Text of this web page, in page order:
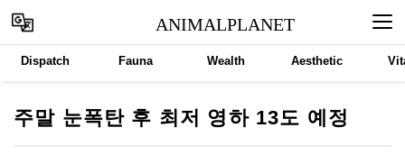
ANIMALPLANET
Dispatch Fauna Wealth Aesthetic
주말 눈폭탄 후 최저 영하 13도 예정